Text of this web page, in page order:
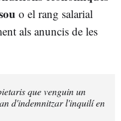
o el rang salarial
als anuncis de les
que venguin un
d'indemnitzar l'inquilí en